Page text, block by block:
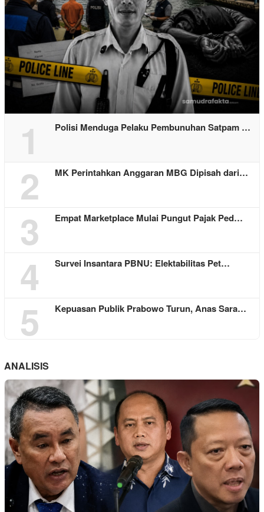
1 Polisi Menduga Pelaku Pembunuhan Satpam …
2 MK Perintahkan Anggaran MBG Dipisah dari…
3 Empat Marketplace Mulai Pungut Pajak Ped…
4 Survei Insantara PBNU: Elektabilitas Pet…
5 Kepuasan Publik Prabowo Turun, Anas Sara…
ANALISIS